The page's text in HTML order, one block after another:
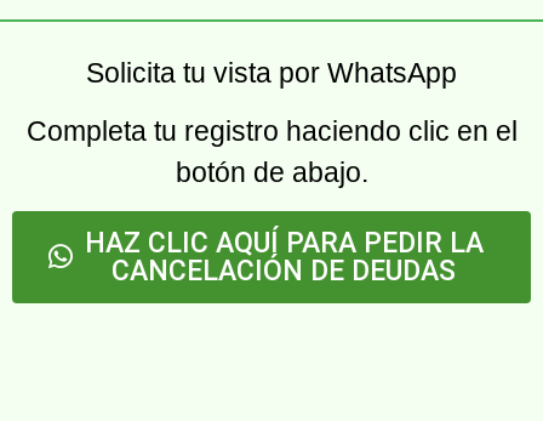
Solicita tu vista por WhatsApp
Completa tu registro haciendo clic en el
botón de abajo.
HAZ CLIC AQUÍ PARA PEDIR LA
CANCELACIÓN DE DEUDAS